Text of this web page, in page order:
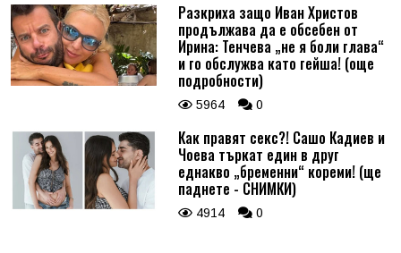
Разкриха защо Иван Христов
продължава да е обсебен от
Ирина: Тенчева „не я боли глава“
и го обслужва като гейша! (още
подробности)
5964 0
Как правят секс?! Сашо Кадиев и
Чоева търкат един в друг
еднакво „бременни“ кореми! (ще
паднете - СНИМКИ)
4914 0